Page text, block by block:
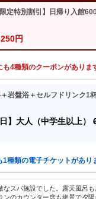
限定特別割引】日帰り入館
円
も4種類のクーポンがありま
＋岩盤浴＋セルフドリンク
】大人（中学生以上）
1種類の電子チケットがあり
なスパ施設でした。露天風呂
ンのカウンター席も絶景で夕